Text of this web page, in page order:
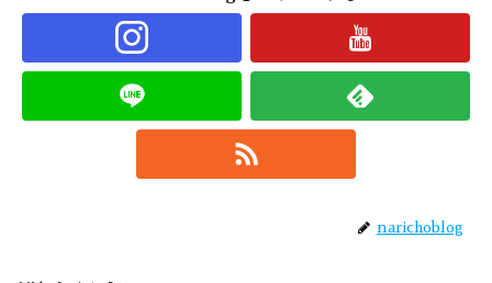
narichoblog